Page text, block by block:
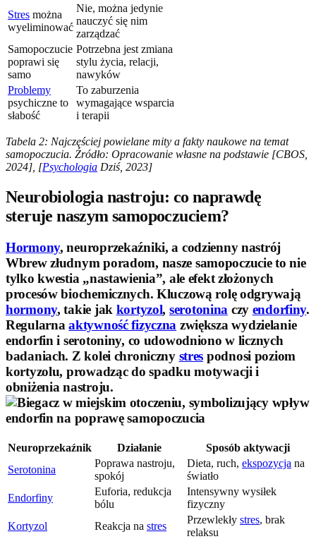
Stres można
wyeliminować
Nie, można jedynie
nauczyć się nim
zarządzać
Samopoczucie
poprawi się
samo
Potrzebna jest zmiana
stylu życia, relacji,
nawyków
Problemy
psychiczne to
słabość
To zaburzenia
wymagające wsparcia
i terapii
Tabela 2: Najczęściej powielane mity a fakty naukowe na temat
samopoczucia. Źródło: Opracowanie własne na podstawie [CBOS,
2024], [Psychologia Dziś, 2023]
Neurobiologia nastroju: co naprawdę
steruje naszym samopoczuciem?
Hormony, neuroprzekaźniki, a codzienny nastrój
Wbrew złudnym poradom, nasze samopoczucie to nie
tylko kwestia „nastawienia”, ale efekt złożonych
procesów biochemicznych. Kluczową rolę odgrywają
hormony, takie jak kortyzol, serotonina czy endorfiny.
Regularnaaktywność fizyczna zwiększa wydzielanie
endorfin i serotoniny, co udowodniono w licznych
badaniach. Z kolei chroniczny stres podnosi poziom
kortyzolu, prowadząc do spadku motywacji i
obniżenia nastroju.
Neuroprzekaźnik Działanie
Sposób aktywacji
Serotonina
Poprawa nastroju,
spokój
Dieta, ruch, ekspozycja na
światło
Endorfiny
Euforia, redukcja
bólu
Intensywny wysiłek
fizyczny
Kortyzol
Reakcja na stres
Przewlekły stres, brak
relaksu